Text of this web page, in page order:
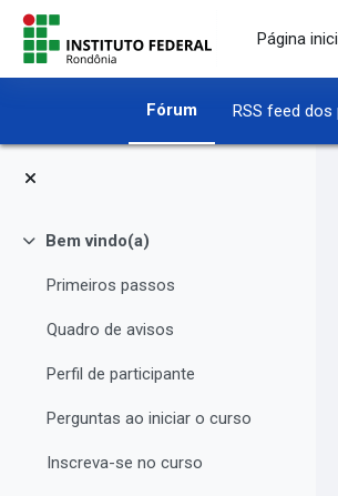
Ir para o conteúdo principal
Página
Fórum RSS feed
Contrair
Bem vindo(a)
Primeiros passos
Quadro de avisos
Perfil de participante
Perguntas ao iniciar o curso
Inscreva-se no curso